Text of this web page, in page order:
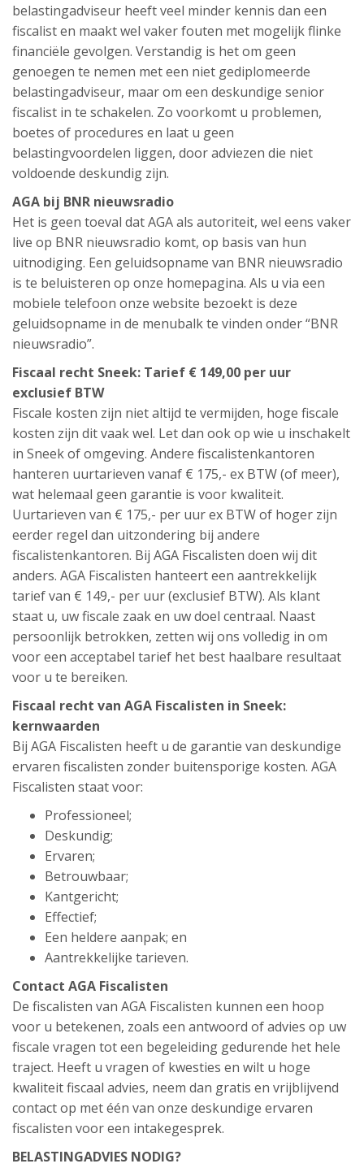
belastingadviseur heeft veel minder kennis dan een
fiscalist en maakt wel vaker fouten met mogelijk flinke
financiële gevolgen. Verstandig is het om geen
genoegen te nemen met een niet gediplomeerde
belastingadviseur, maar om een deskundige senior
fiscalist in te schakelen. Zo voorkomt u problemen,
boetes of procedures en laat u geen
belastingvoordelen liggen, door adviezen die niet
voldoende deskundig zijn.
AGA bij BNR nieuwsradio
Het is geen toeval dat AGA als autoriteit, wel eens vaker
live op BNR nieuwsradio komt, op basis van hun
uitnodiging. Een geluidsopname van BNR nieuwsradio
is te beluisteren op onze homepagina. Als u via een
mobiele telefoon onze website bezoekt is deze
geluidsopname in de menubalk te vinden onder “BNR
nieuwsradio”.
Fiscaal recht Sneek: Tarief € 149,00 per uur
exclusief BTW
Fiscale kosten zijn niet altijd te vermijden, hoge fiscale
kosten zijn dit vaak wel. Let dan ook op wie u inschakelt
in Sneek of omgeving. Andere fiscalistenkantoren
hanteren uurtarieven vanaf € 175,- ex BTW (of meer),
wat helemaal geen garantie is voor kwaliteit.
Uurtarieven van € 175,- per uur ex BTW of hoger zijn
eerder regel dan uitzondering bij andere
fiscalistenkantoren. Bij AGA Fiscalisten doen wij dit
anders. AGA Fiscalisten hanteert een aantrekkelijk
tarief van € 149,- per uur (exclusief BTW). Als klant
staat u, uw fiscale zaak en uw doel centraal. Naast
persoonlijk betrokken, zetten wij ons volledig in om
voor een acceptabel tarief het best haalbare resultaat
voor u te bereiken.
Fiscaal recht van AGA Fiscalisten in Sneek:
kernwaarden
Bij AGA Fiscalisten heeft u de garantie van deskundige
ervaren fiscalisten zonder buitensporige kosten. AGA
Fiscalisten staat voor:
Professioneel;
Deskundig;
Ervaren;
Betrouwbaar;
Kantgericht;
Effectief;
Een heldere aanpak; en
Aantrekkelijke tarieven.
Contact AGA Fiscalisten
De fiscalisten van AGA Fiscalisten kunnen een hoop
voor u betekenen, zoals een antwoord of advies op uw
fiscale vragen tot een begeleiding gedurende het hele
traject. Heeft u vragen of kwesties en wilt u hoge
kwaliteit fiscaal advies, neem dan gratis en vrijblijvend
contact op met één van onze deskundige ervaren
fiscalisten voor een intakegesprek.
BELASTINGADVIES NODIG?